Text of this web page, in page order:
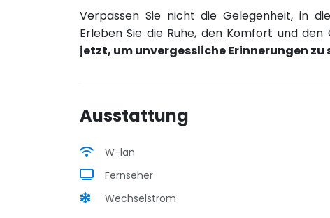
Verpassen Sie nicht die Gelegenheit, in
Erleben Sie die Ruhe, den Komfort und
jetzt, um unvergessliche Erinnerungen zu
Ausstattung
W-lan
Fernseher
Wechselstrom